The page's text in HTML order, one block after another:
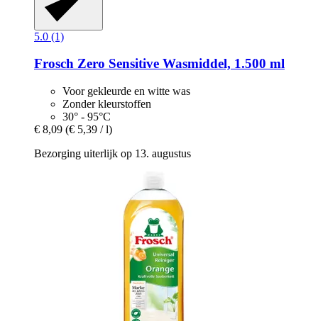
5.0 (1)
Frosch Zero Sensitive Wasmiddel, 1.500 ml
Voor gekleurde en witte was
Zonder kleurstoffen
30° - 95°C
€ 8,09 (€ 5,39 / l)
Bezorging uiterlijk op 13. augustus